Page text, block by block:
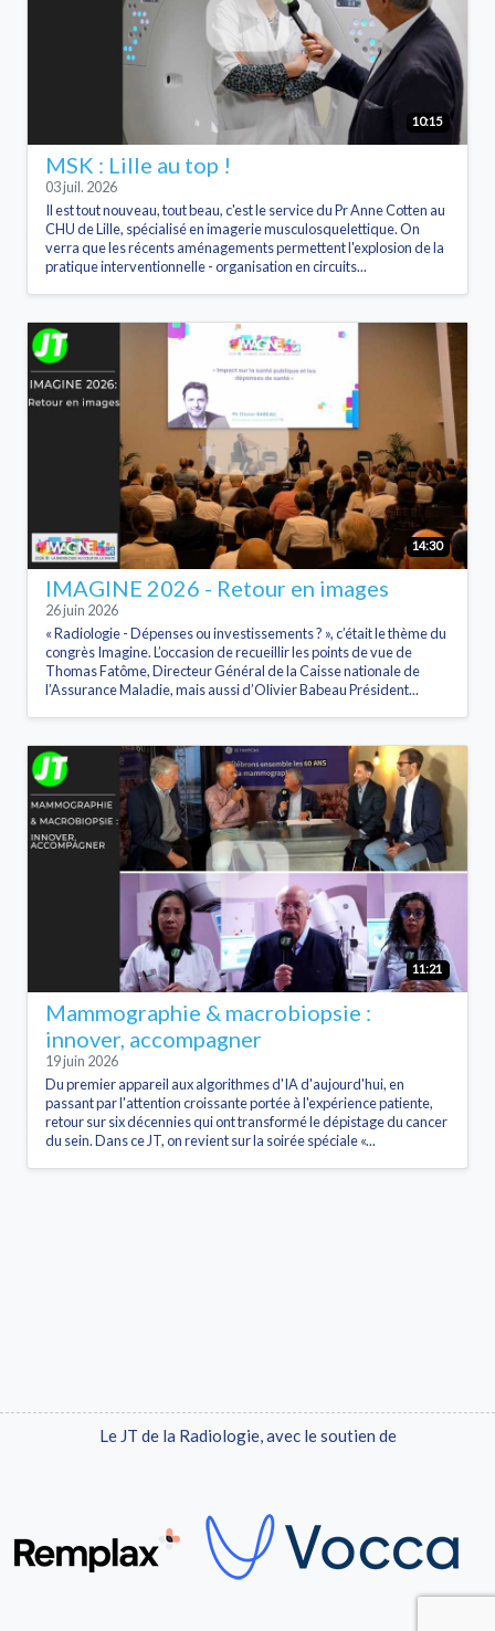
10:15
MSK : Lille au top !
03 juil. 2026
Il est tout nouveau, tout beau, c'est le service du Pr Anne Cotten au
CHU de Lille, spécialisé en imagerie musculosquelettique. On
verra que les récents aménagements permettent l'explosion de la
pratique interventionnelle - organisation en circuits...
14:30
IMAGINE 2026 - Retour en images
26 juin 2026
« Radiologie - Dépenses ou investissements ? », c’était le thème du
congrès Imagine. L’occasion de recueillir les points de vue de
Thomas Fatôme, Directeur Général de la Caisse nationale de
l’Assurance Maladie, mais aussi d’Olivier Babeau Président...
11:21
Mammographie & macrobiopsie :
innover, accompagner
19 juin 2026
Du premier appareil aux algorithmes d'IA d'aujourd'hui, en
passant par l'attention croissante portée à l'expérience patiente,
retour sur six décennies qui ont transformé le dépistage du cancer
du sein. Dans ce JT, on revient sur la soirée spéciale «...
Le JT de la Radiologie, avec le soutien de